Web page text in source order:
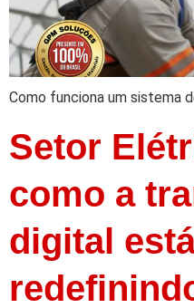
Como funciona um sistema
Setor
como a
digital